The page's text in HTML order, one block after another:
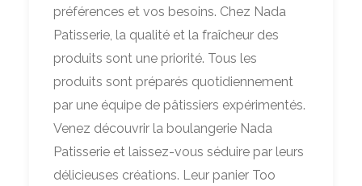
préférences et vos besoins. Chez Nada
Patisserie, la qualité et la fraîcheur des
produits sont une priorité. Tous les
produits sont préparés quotidiennement
par une équipe de pâtissiers expérimentés.
Venez découvrir la boulangerie Nada
Patisserie et laissez-vous séduire par leurs
délicieuses créations. Leur panier Too